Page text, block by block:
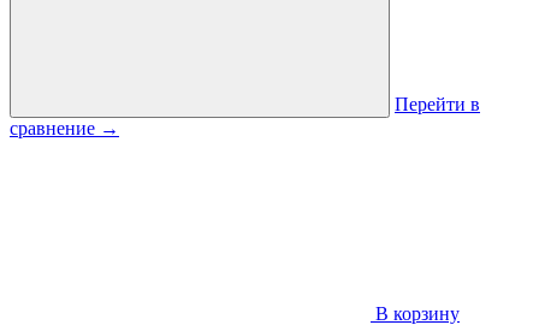
Перейти в
сравнение →
В корзину